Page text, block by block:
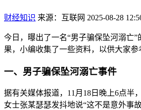
财经知识 来源：互联网 2025-08-28
今日，曝出了一名“男子骗保坠河溺亡
果，小编收集了一些资料，以供大家参
一、男子骗保坠河溺亡事件
据有关媒体报道，11月18日晚上6点半
女士张某瑟瑟发抖地说“这不是意外事